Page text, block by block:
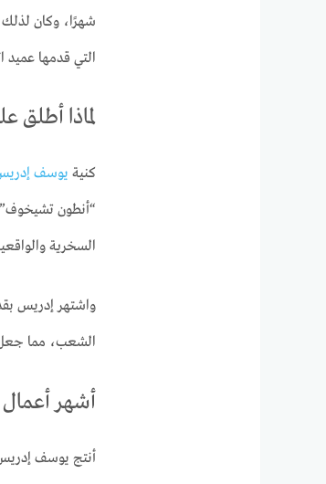
شهرًا، وكان لذلك
التي قدمها عميد
لماذا
كنية يوسف
“أنطون
السخرية
واشتهر إدريس
الشعب، مما جعل
أشهر
أنتج يوسف